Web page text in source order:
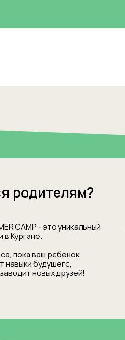
родителям?
CAMP - это уникальный
в Кургане.
пока ваш ребенок
навыки будущего,
новых друзей!